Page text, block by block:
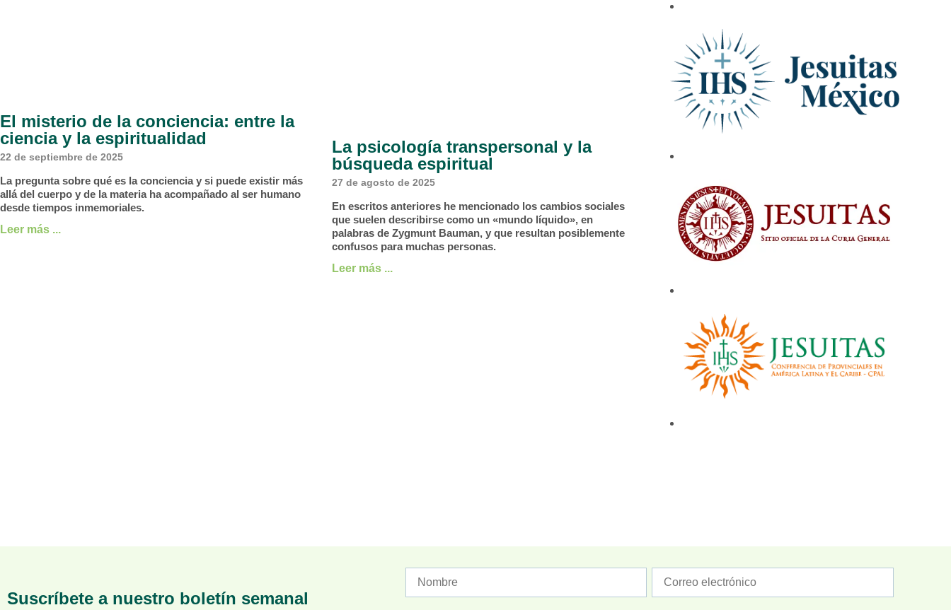
El misterio de la conciencia: entre la
ciencia y la espiritualidad
22 de septiembre de 2025
La pregunta sobre qué es la conciencia y si puede existir más
allá del cuerpo y de la materia ha acompañado al ser humano
desde tiempos inmemoriales.
Leer más ...
La psicología transpersonal y la
búsqueda espiritual
27 de agosto de 2025
En escritos anteriores he mencionado los cambios sociales
que suelen describirse como un «mundo líquido», en
palabras de Zygmunt Bauman, y que resultan posiblemente
confusos para muchas personas.
Leer más ...
Suscríbete a nuestro boletín semanal